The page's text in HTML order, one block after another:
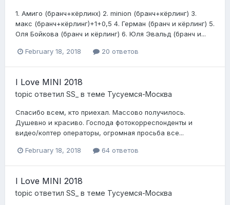
1. Амиго (бранч+кёрлинх) 2. minion (бранч+кёрлинг) 3.
макс (бранч+кёрлинг)+1+0,5 4. Герман (бранч и кёрлинг) 5.
Оля Бойкова (бранч и кёрлинг) 6. Юля Эвальд (бранч и...
February 18, 2018 20 ответов
I Love MINI 2018
topic ответил SS_ в теме Тусуемся-Москва
Спасибо всем, кто приехал. Массово получилось.
Душевно и красиво. Господа фотокорреспонденты и
видео/коптер операторы, огромная просьба все...
February 18, 2018 64 ответов
I Love MINI 2018
topic ответил SS_ в теме Тусуемся-Москва